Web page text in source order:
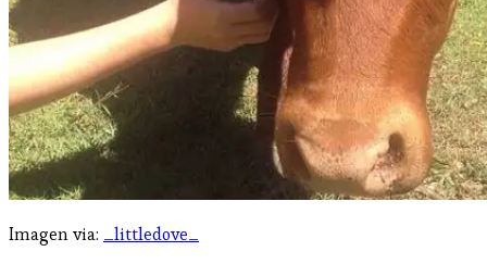
Imagen via: _littledove_